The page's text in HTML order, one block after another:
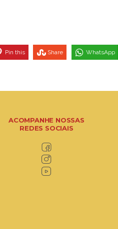
Pin this Share WhatsApp
ACOMPANHE NOSSAS
REDES SOCIAIS